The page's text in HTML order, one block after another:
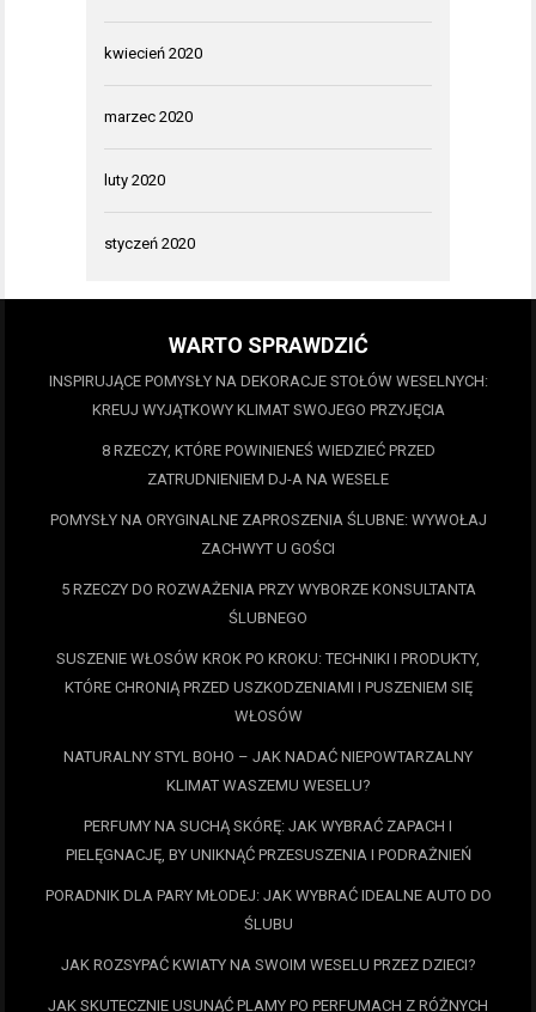
kwiecień 2020
marzec 2020
luty 2020
styczeń 2020
WARTO SPRAWDZIĆ
INSPIRUJĄCE POMYSŁY NA DEKORACJE STOŁÓW WESELNYCH:
KREUJ WYJĄTKOWY KLIMAT SWOJEGO PRZYJĘCIA
8 RZECZY, KTÓRE POWINIENEŚ WIEDZIEĆ PRZED
ZATRUDNIENIEM DJ-A NA WESELE
POMYSŁY NA ORYGINALNE ZAPROSZENIA ŚLUBNE: WYWOŁAJ
ZACHWYT U GOŚCI
5 RZECZY DO ROZWAŻENIA PRZY WYBORZE KONSULTANTA
ŚLUBNEGO
SUSZENIE WŁOSÓW KROK PO KROKU: TECHNIKI I PRODUKTY,
KTÓRE CHRONIĄ PRZED USZKODZENIAMI I PUSZENIEM SIĘ
WŁOSÓW
NATURALNY STYL BOHO – JAK NADAĆ NIEPOWTARZALNY
KLIMAT WASZEMU WESELU?
PERFUMY NA SUCHĄ SKÓRĘ: JAK WYBRAĆ ZAPACH I
PIELĘGNACJĘ, BY UNIKNĄĆ PRZESUSZENIA I PODRAŻNIEŃ
PORADNIK DLA PARY MŁODEJ: JAK WYBRAĆ IDEALNE AUTO DO
ŚLUBU
JAK ROZSYPAĆ KWIATY NA SWOIM WESELU PRZEZ DZIECI?
JAK SKUTECZNIE USUNĄĆ PLAMY PO PERFUMACH Z RÓŻNYCH